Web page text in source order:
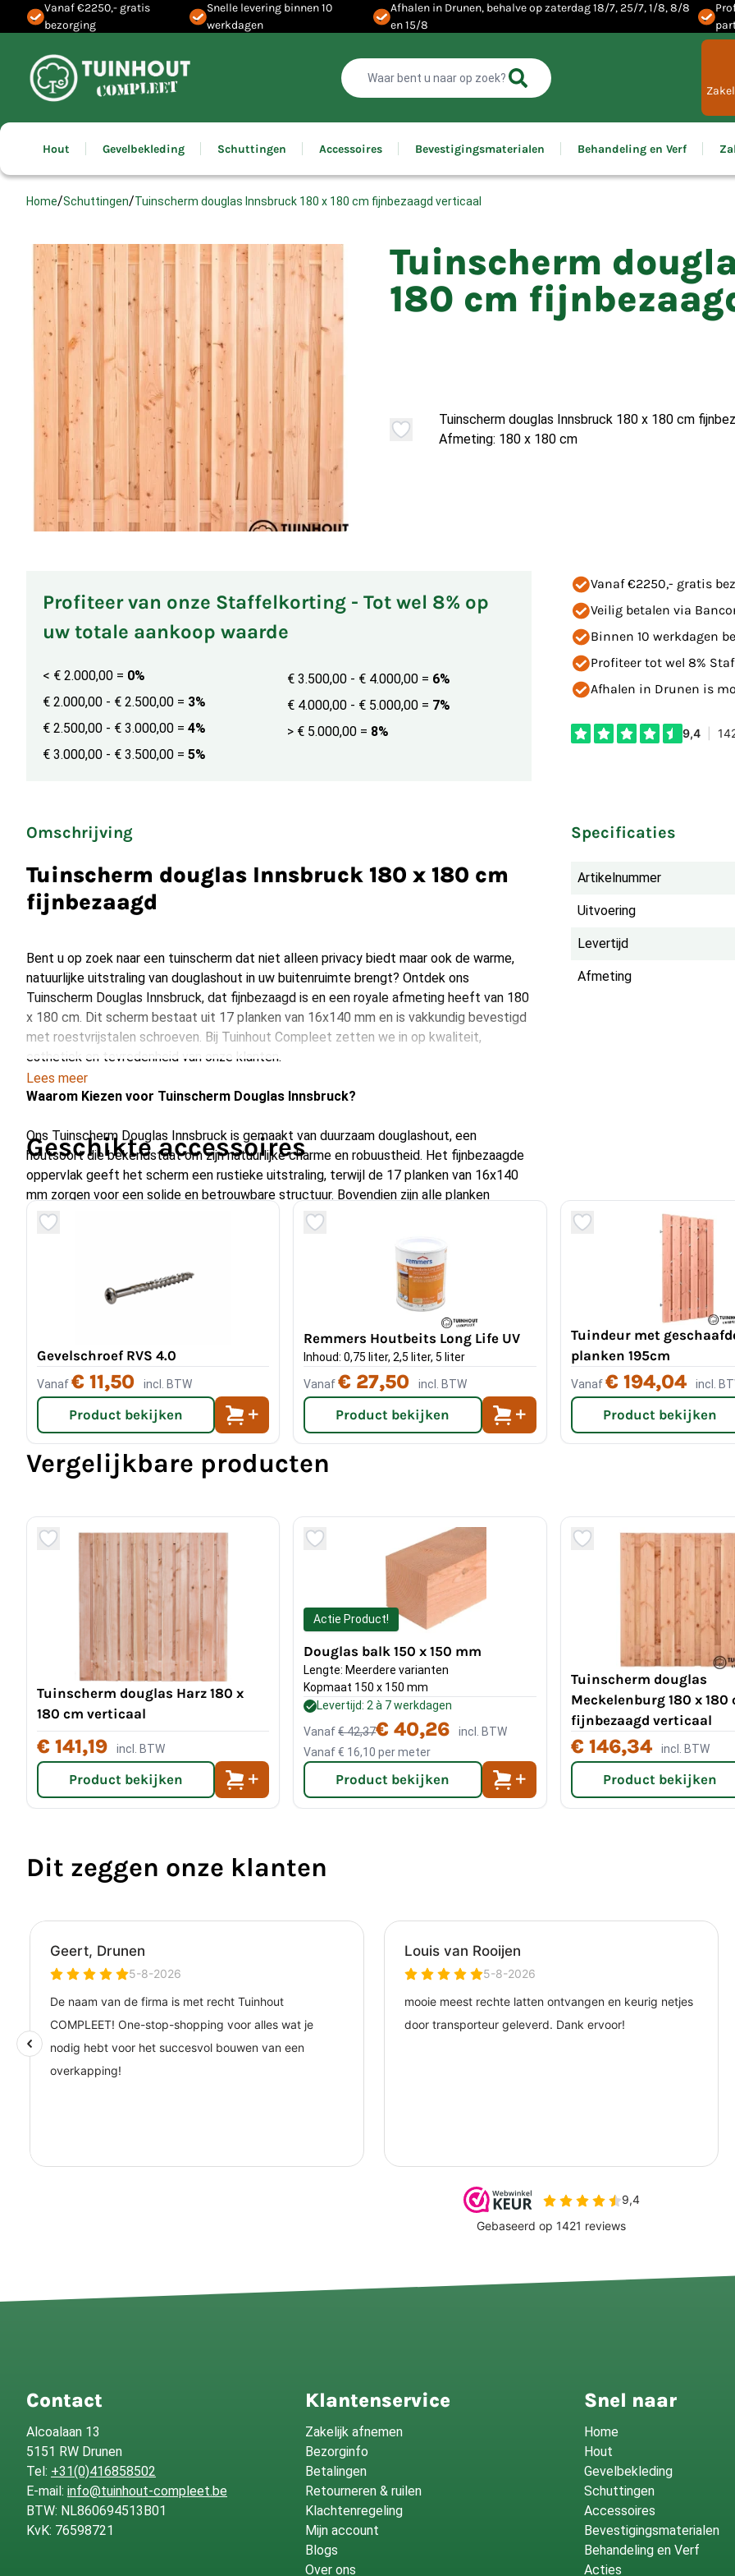
Vanaf €2250,- gratis
bezorging
Snelle levering binnen 10
werkdagen
Afhalen in Drunen, behalve op zaterdag 18/7, 25/7, 1/8, 8/8
en 15/8
Hout Gevelbekleding Schuttingen Accessoires Bevestigingsmaterialen Behandeling en Verf
Home/Schuttingen/Tuinscherm douglas Innsbruck 180 x 180 cm fijnbezaagd verticaal
Tuinscherm
180 cm
Tuinscherm douglas Innsbruck 180 x 180 cm
Afmeting: 180 x 180 cm
Profiteer van onze Staffelkorting - Tot wel 8% op
uw totale aankoop waarde
< € 2.000,00 = 0%
€ 2.000,00 - € 2.500,00 = 3%
€ 2.500,00 - € 3.000,00 = 4%
€ 3.000,00 - € 3.500,00 = 5%
€ 3.500,00 - € 4.000,00 = 6%
€ 4.000,00 - € 5.000,00 = 7%
> € 5.000,00 = 8%
Vanaf €2250,- gratis
Veilig betalen via
Binnen 10 werkdagen
Profiteer tot wel 8%
Afhalen in Drunen is
Omschrijving
Tuinscherm douglas Innsbruck 180 x 180 cm
fijnbezaagd
Bent u op zoek naar een tuinscherm dat niet alleen privacy biedt maar ook de warme,
natuurlijke uitstraling van douglashout in uw buitenruimte brengt? Ontdek ons
Tuinscherm Douglas Innsbruck, dat fijnbezaagd is en een royale afmeting heeft van 180
x 180 cm. Dit scherm bestaat uit 17 planken van 16x140 mm en is vakkundig bevestigd
met roestvrijstalen schroeven. Bij Tuinhout Compleet zetten we in op kwaliteit,
esthetiek en tevredenheid van onze klanten.
Waarom Kiezen voor Tuinscherm Douglas Innsbruck?
Ons Tuinscherm Douglas Innsbruck is gemaakt van duurzaam douglashout, een
houtsoort die bekendstaat om zijn natuurlijke charme en robuustheid. Het fijnbezaagde
oppervlak geeft het scherm een rustieke uitstraling, terwijl de 17 planken van 16x140
mm zorgen voor een solide en betrouwbare structuur. Bovendien zijn alle planken
bevestigd met roestvrijstalen schroeven, waardoor een lange levensduur is
gegarandeerd.
Lees meer
Specificaties
Artikelnummer
Uitvoering
Levertijd
Afmeting
Geschikte accessoires
Gevelschroef RVS 4.0
Vanaf€ 11,50 incl. BTW
Product bekijken
Remmers Houtbeits Long Life UV
Inhoud: 0,75 liter, 2,5 liter, 5 liter
Vanaf€ 27,50 incl. BTW
Product bekijken
Tuindeur met
planken 195cm
Vanaf€ 194,04 incl.
Product bekijken
Vergelijkbare producten
Tuinscherm douglas Harz 180 x
180 cm verticaal
€ 141,19 incl. BTW
Product bekijken
Actie Product!
Douglas balk 150 x 150 mm
Lengte: Meerdere varianten
Kopmaat 150 x 150 mm
Levertijd: 2 à 7 werkdagen
Vanaf€ 42,37€ 40,26
incl. BTW
Vanaf € 16,10 per meter
Product bekijken
Tuinscherm douglas
Meckelenburg 180 x 180
fijnbezaagd verticaal
€ 146,34 incl. BTW
Product bekijken
Dit zeggen onze klanten
Contact
Alcoalaan 13
5151 RW Drunen
Tel: +31(0)416858502
E-mail: info@tuinhout-compleet.be
BTW: NL860694513B01
KvK: 76598721
Klantenservice
Zakelijk afnemen
Bezorginfo
Betalingen
Retourneren & ruilen
Klachtenregeling
Mijn account
Blogs
Over ons
Snel naar
Home
Hout
Gevelbekleding
Schuttingen
Accessoires
Bevestigingsmaterialen
Behandeling en Verf
Acties